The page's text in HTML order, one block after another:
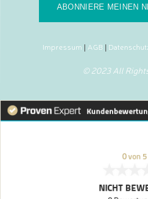
ABONNIERE MEINEN
Impressum | AGB |
© 2023 All